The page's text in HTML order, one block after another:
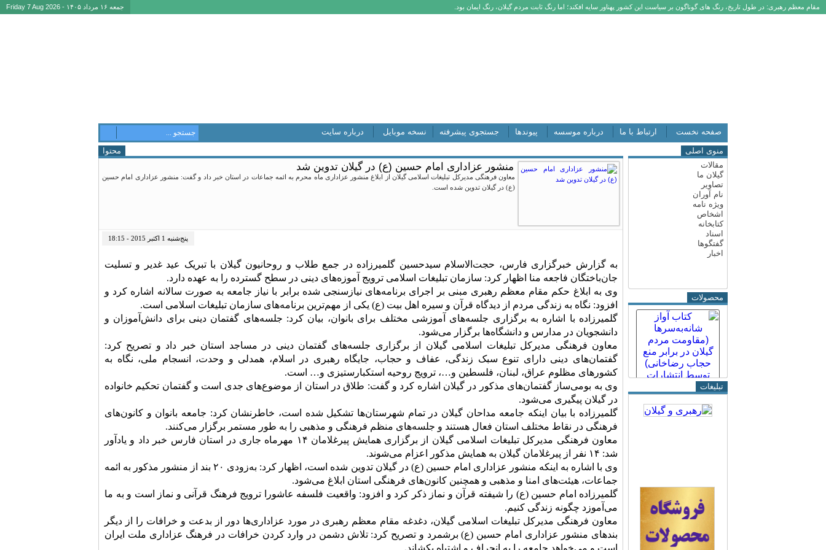
مقام معظم رهبری: در طول تاریخ، رنگ های گوناگون بر سیاست این کشور پهناور سایه افکند؛ اما رنگ ثابت مردم گیلان، رنگ ایمان بود. جمعه ۱۶ مرداد ۱۴۰۵ - Friday 7 Aug 2026
صفحه نخست ارتباط با ما درباره موسسه پیوندها جستجوی پیشرفته نسخه موبایل درباره سایت
منوی اصلی
مقالات
گیلان ما
تصاویر
نام آوران
ویژه نامه
اشخاص
کتابخانه
اسناد
گفتگوها
اخبار
محصولات
تبلیغات
محتوا
منشور عزاداری امام حسین (ع) در گیلان تدوین شد
معاون فرهنگی مدیرکل تبلیغات اسلامی گیلان از ابلاغ منشور عزاداری ماه محرم به ائمه جماعات در استان خبر داد و گفت: منشور عزاداری امام حسین
(ع) در گیلان تدوین شده است.
پنج‌شنبه 1 اکتبر 2015 - 18:15
به گزارش خبرگزاری فارس، حجت‌الاسلام سیدحسین گلمیرزاده در جمع طلاب و روحانیون گیلان با تبریک عید غدیر و تسلیت
جان‌باختگان فاجعه منا اظهار کرد: سازمان تبلیغات اسلامی ترویج آموزه‌های دینی در سطح گسترده را به عهده دارد.
وی به ابلاغ حکم مقام معظم رهبری مبنی بر اجرای برنامه‌های نیازسنجی شده برابر با نیاز جامعه به صورت سالانه اشاره کرد و
افزود: نگاه به زندگی مردم از دیدگاه قرآن و سیره اهل بیت (ع) یکی از مهم‌ترین برنامه‌های سازمان تبلیغات اسلامی است.
گلمیرزاده با اشاره به برگزاری جلسه‌های آموزشی مختلف برای بانوان، بیان کرد: جلسه‌های گفتمان دینی برای دانش‌آموزان و
دانشجویان در مدارس و دانشگاه‌ها برگزار می‌شود.
معاون فرهنگی مدیرکل تبلیغات اسلامی گیلان از برگزاری جلسه‌های گفتمان دینی در مساجد استان خبر داد و تصریح کرد:
گفتمان‌های دینی دارای تنوع سبک زندگی، عفاف و حجاب، جایگاه رهبری در اسلام، همدلی و وحدت، انسجام ملی، نگاه به
کشورهای مظلوم عراق، لبنان، فلسطین و…، ترویج روحیه استکبارستیزی و… است.
وی به بومی‌ساز گفتمان‌های مذکور در گیلان اشاره کرد و گفت: طلاق در استان از موضوع‌های جدی است و گفتمان تحکیم خانواده
در گیلان پیگیری می‌شود.
گلمیرزاده با بیان اینکه جامعه مداحان گیلان در تمام شهرستان‌ها تشکیل شده است، خاطرنشان کرد: جامعه بانوان و کانون‌های
فرهنگی در نقاط مختلف استان فعال هستند و جلسه‌های منظم فرهنگی و مذهبی را به طور مستمر برگزار می‌کنند.
معاون فرهنگی مدیرکل تبلیغات اسلامی گیلان از برگزاری همایش پیرغلامان ۱۴ مهرماه جاری در استان فارس خبر داد و یادآور
شد: ۱۴ نفر از پیرغلامان گیلان به همایش مذکور اعزام می‌شوند.
وی با اشاره به اینکه منشور عزاداری امام حسین (ع) در گیلان تدوین شده است، اظهار کرد: به‌زودی ۲۰ بند از منشور مذکور به ائمه
جماعات، هیئت‌های امنا و مذهبی و همچنین کانون‌های فرهنگی استان ابلاغ می‌شود.
گلمیرزاده امام حسین (ع) را شیفته قرآن و نماز ذکر کرد و افزود: واقعیت فلسفه عاشورا ترویج فرهنگ قرآنی و نماز است و به ما
می‌آموزد چگونه زندگی کنیم.
معاون فرهنگی مدیرکل تبلیغات اسلامی گیلان، دغدغه مقام معظم رهبری در مورد عزاداری‌ها دور از بدعت و خرافات را از دیگر
بندهای منشور عزاداری امام حسین (ع) برشمرد و تصریح کرد: تلاش دشمن در وارد کردن خرافات در فرهنگ عزاداری ملت ایران
است و می‌خواهد جامعه را به انحراف و اشتباه بکشاند.